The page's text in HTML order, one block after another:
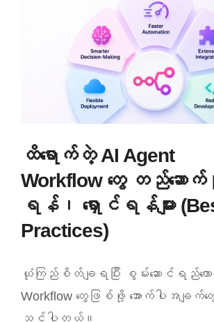
ထိရောက်တဲ့ AI Agent
Workflow တွေ တည်ဆောက်
ရန်၊ ရှောင်ရန်များ
Practices)
ယုံကြည်စိတ်ချရပြီး စွမ်းဆောင်ရည်ကေ
Workflow တွေဖြစ်ဖို့ အောက်ပါအချ
သင့်ပါတယ်။